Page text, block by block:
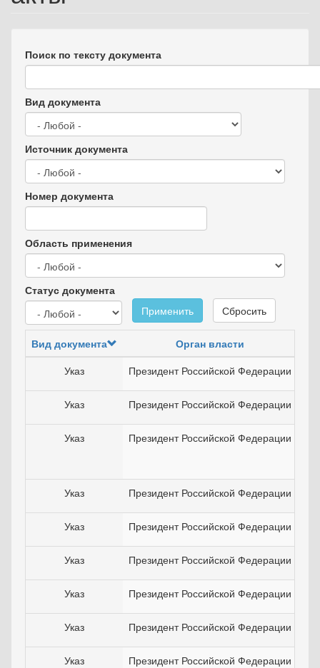
Поиск по тексту документа
Вид документа
Источник документа
Номер документа
Область применения
Статус документа
Применить
Сбросить
Вид документа Орган власти
Указ
Президент Российской Федерации
Указ Президент Российской Федерации
Указ Президент Российской Федерации
Указ Президент Российской Федерации
Указ Президент Российской Федерации
Указ Президент Российской Федерации
Указ Президент Российской Федерации
Указ Президент Российской Федерации
Указ Президент Российской Федерации